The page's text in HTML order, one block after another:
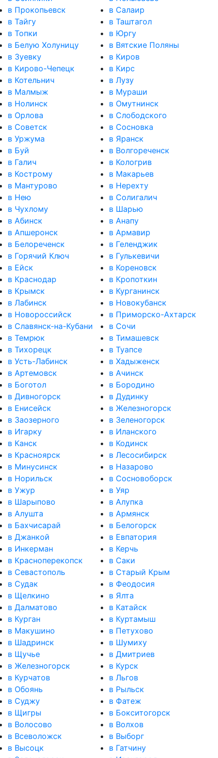
в Прокопьевск
в Салаир
в Тайгу
в Таштагол
в Топки
в Юргу
в Белую Холуницу
в Вятские Поляны
в Зуевку
в Киров
в Кирово-Чепецк
в Кирс
в Котельнич
в Лузу
в Малмыж
в Мураши
в Нолинск
в Омутнинск
в Орлова
в Слободского
в Советск
в Сосновка
в Уржума
в Яранск
в Буй
в Волгореченск
в Галич
в Кологрив
в Кострому
в Макарьев
в Мантурово
в Нерехту
в Нею
в Солигалич
в Чухлому
в Шарью
в Абинск
в Анапу
в Апшеронск
в Армавир
в Белореченск
в Геленджик
в Горячий Ключ
в Гулькевичи
в Ейск
в Кореновск
в Краснодар
в Кропоткин
в Крымск
в Курганинск
в Лабинск
в Новокубанск
в Новороссийск
в Приморско-Ахтарск
в Славянск-на-Кубани
в Сочи
в Темрюк
в Тимашевск
в Тихорецк
в Туапсе
в Усть-Лабинск
в Хадыженск
в Артемовск
в Ачинск
в Боготол
в Бородино
в Дивногорск
в Дудинку
в Енисейск
в Железногорск
в Заозерного
в Зеленогорск
в Игарку
в Иланского
в Канск
в Кодинск
в Красноярск
в Лесосибирск
в Минусинск
в Назарово
в Норильск
в Сосновоборск
в Ужур
в Уяр
в Шарыпово
в Алупка
в Алушта
в Армянск
в Бахчисарай
в Белогорск
в Джанкой
в Евпатория
в Инкерман
в Керчь
в Красноперекопск
в Саки
в Севастополь
в Старый Крым
в Судак
в Феодосия
в Щелкино
в Ялта
в Далматово
в Катайск
в Курган
в Куртамыш
в Макушино
в Петухово
в Шадринск
в Шумиху
в Щучье
в Дмитриев
в Железногорск
в Курск
в Курчатов
в Льгов
в Обоянь
в Рыльск
в Суджу
в Фатеж
в Щигры
в Бокситогорск
в Волосово
в Волхов
в Всеволожск
в Выборг
в Высоцк
в Гатчину